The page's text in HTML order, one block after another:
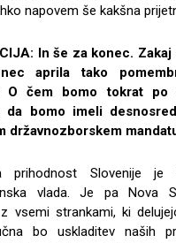
napovem še kakšna
In še za konec.
aprila tako
O čem bomo tokrat po
da bomo imeli
državnozborskem
prihodnost Slovenije je
vlada. Je pa Nova
vsemi strankami, ki
bo uskladitev naših